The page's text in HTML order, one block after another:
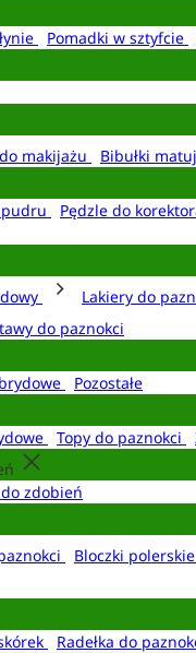
Pomadki w sztyfcie
makijażu Bibułki
Pędzle do
Lakiery do
do paznokci
Pozostałe
Topy do paznokci
zdobień
Bloczki
Radełka do